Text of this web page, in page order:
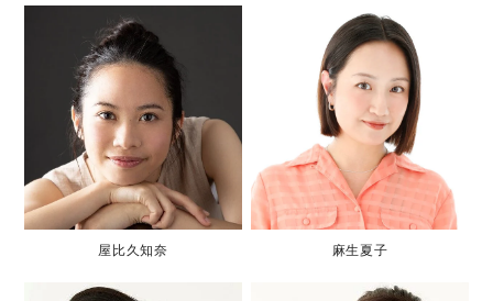
屋比久知奈 麻生夏子